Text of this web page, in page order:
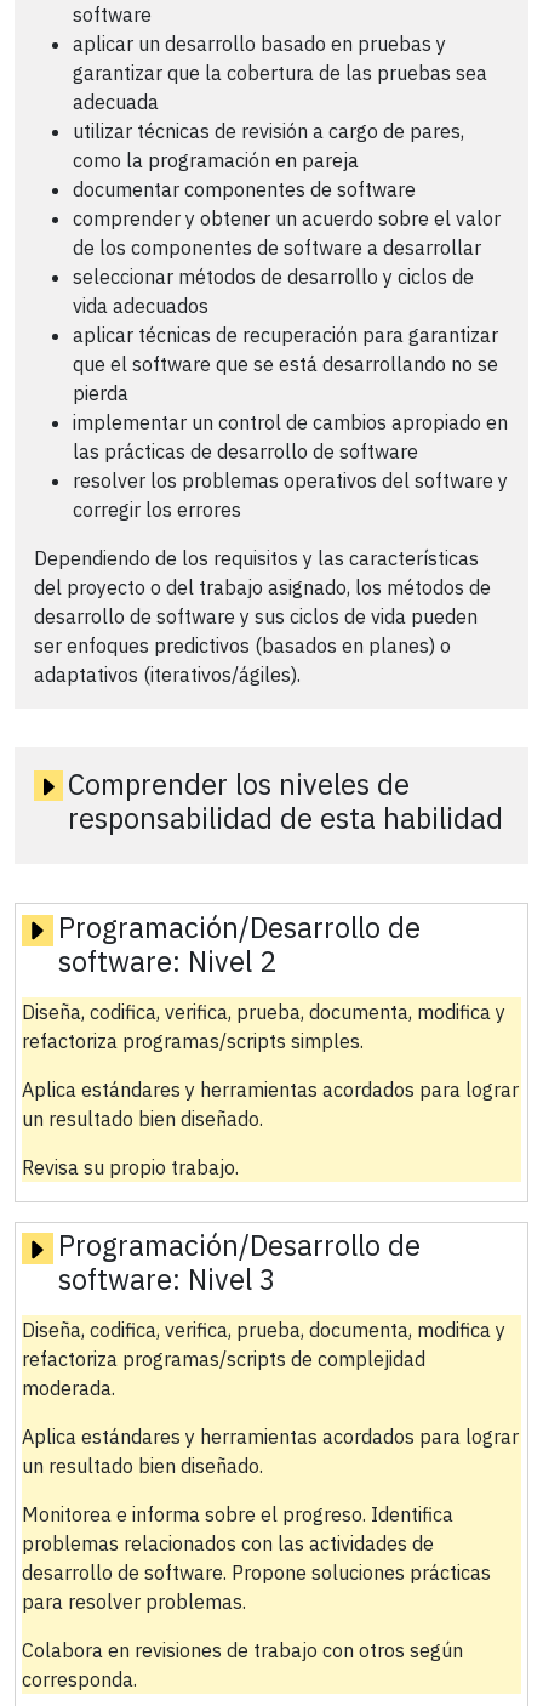
software
aplicar un desarrollo basado en pruebas y
garantizar que la cobertura de las pruebas sea
adecuada
utilizar técnicas de revisión a cargo de pares,
como la programación en pareja
documentar componentes de software
comprender y obtener un acuerdo sobre el valor
de los componentes de software a desarrollar
seleccionar métodos de desarrollo y ciclos de
vida adecuados
aplicar técnicas de recuperación para garantizar
que el software que se está desarrollando no se
pierda
implementar un control de cambios apropiado en
las prácticas de desarrollo de software
resolver los problemas operativos del software y
corregir los errores
Dependiendo de los requisitos y las características
del proyecto o del trabajo asignado, los métodos de
desarrollo de software y sus ciclos de vida pueden
ser enfoques predictivos (basados en planes) o
adaptativos (iterativos/ágiles).
Comprender los niveles de
responsabilidad de esta habilidad
Programación/Desarrollo de
software: Nivel 2
Diseña, codifica, verifica, prueba, documenta, modifica y
refactoriza programas/scripts simples.
Aplica estándares y herramientas acordados para lograr
un resultado bien diseñado.
Revisa su propio trabajo.
Programación/Desarrollo de
software: Nivel 3
Diseña, codifica, verifica, prueba, documenta, modifica y
refactoriza programas/scripts de complejidad
moderada.
Aplica estándares y herramientas acordados para lograr
un resultado bien diseñado.
Monitorea e informa sobre el progreso. Identifica
problemas relacionados con las actividades de
desarrollo de software. Propone soluciones prácticas
para resolver problemas.
Colabora en revisiones de trabajo con otros según
corresponda.